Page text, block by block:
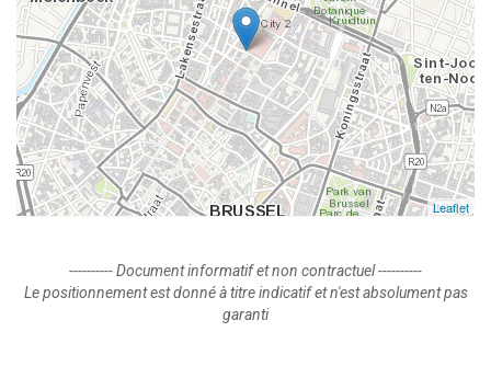
Leaflet
---------- Document informatif et non contractuel ----------
Le positionnement est donné à titre indicatif et n'est absolument pas
garanti